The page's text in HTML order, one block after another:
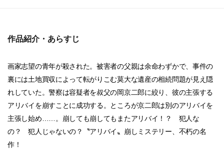
作品紹介・あらすじ
画家志望の青年が殺された。被害者の父親は余命わずかで、事件の
裏には土地買収によって転がりこむ莫大な遺産の相続問題が見え隠
れしていた。警察は容疑者を叔父の岡京二郎に絞り、彼の主張する
アリバイを崩すことに成功する。ところが京二郎は別のアリバイを
主張し始め……。崩しても崩してもまたアリバイ！？ 犯人な
の？ 犯人じゃないの？〝アリバイ〟崩しミステリー、不朽の名
作！